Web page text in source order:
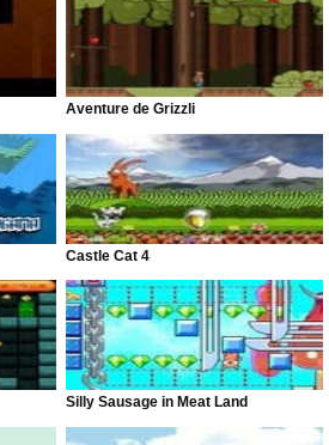
Aventure de Grizzli
Castle Cat 4
Silly Sausage in Meat Land